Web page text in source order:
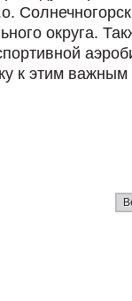
округа.
к этим важным